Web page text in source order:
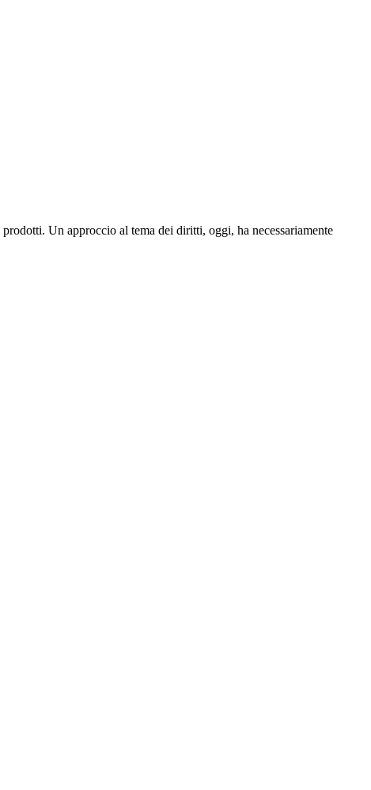
Un approccio al tema dei diritti, oggi, ha necessariamente